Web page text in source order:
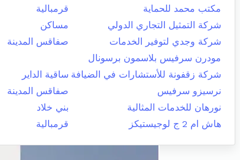
مكتب محمد للحماية
قرمبالية
شركة التمثيل التجاري الدولي
مساكن
شركة وجدي لتوفير الخدمات
صفاقس المدينة
مودرن سرفيس بلاسمون برسونال
شركة زقفونة للأستشارات في الضيافة ساقية الداير
نرسيزو سرفيس
صفاقس المدينة
نورهان للخدمات المثالية
بني خلاد
هاش ام 2 ج لوجيستيكز
قرمبالية